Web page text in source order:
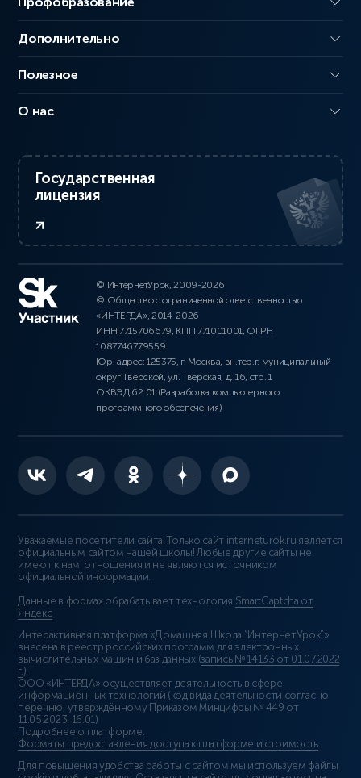
Дополнительно
Полезное
О нас
Государственная
лицензия
© ИнтернетУрок, 2009-2026
© Общество с ограниченной ответственностью
«ИНТЕРДА», 2014-2026
ИНН 7715706679, КПП 771001001, ОГРН
1087746779559
Юр. адрес: 125375, г. Москва, вн.тер.г. муниципальный
округ Тверской, ул. Тверская, д. 16, стр. 1
ОКВЭД 62.01 (Разработка компьютерного
программного обеспечения)
Уважаемые посетители сайта! Только сайт interneturok.ru является
официальным сайтом нашей школы! Любые другие сайты не
имеют к нам отношения и не являются источником
официальной информации.
Данные в формах обрабатывает технология SmartCaptcha от
Яндекс
Интерактивная платформа «Домашняя Школа “ИнтернетУрок”»
внесена в реестр российских программ для электронных
вычислительных машин и баз данных (запись № 14133 от 01.07.2022
г.).
ООО «ИНТЕРДА» осуществляет деятельность в сфере
информационных технологий (код вида деятельности согласно
перечню, утверждённому Приказом Минцифры № 449 от
11.05.2023: 16.01)
Подробнее о платформе.
Форматы предоставления доступа к платформе и стоимость.
Для повышения удобства работы с сайтом мы используем файлы